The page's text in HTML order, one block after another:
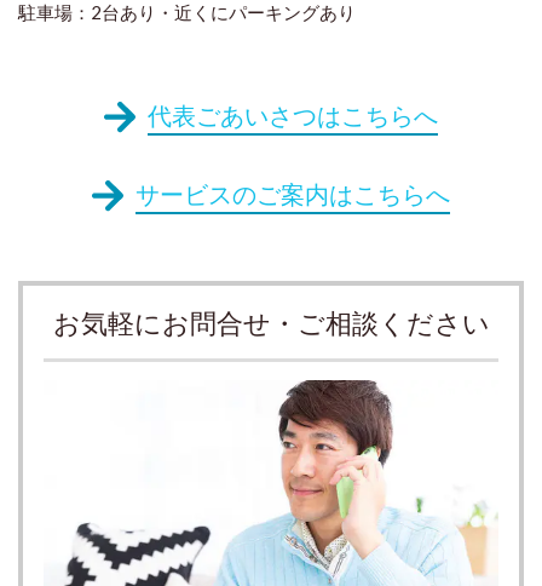
駐車場：2台あり・近くにパーキングあり
代表ごあいさつはこちらへ
サービスのご案内はこちらへ
お気軽にお問合せ・ご相談ください